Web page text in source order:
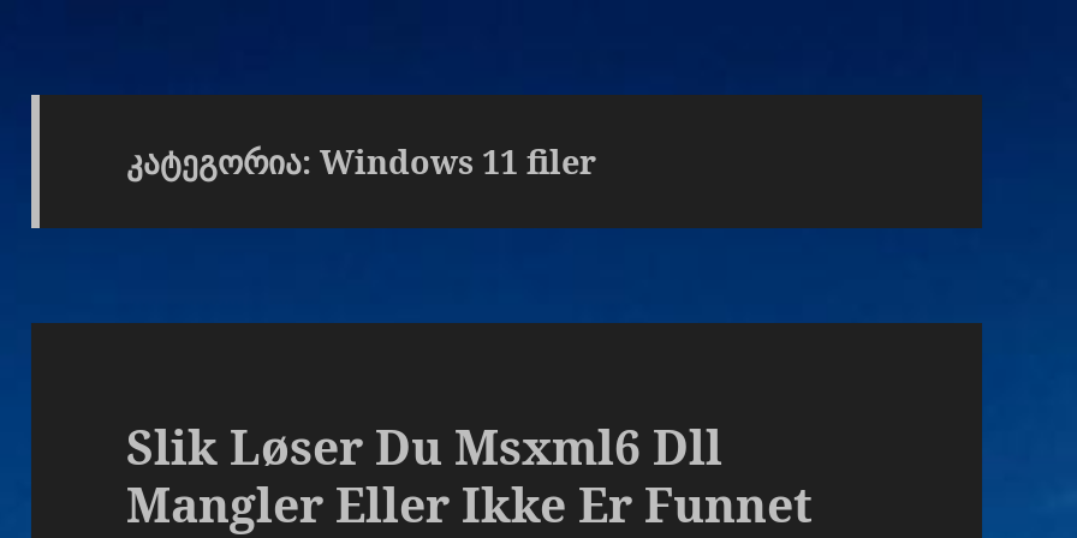
კატეგორია:Windows 11 filer
Slik Løser Du Msxml6 Dll
Mangler Eller Ikke Er Funnet